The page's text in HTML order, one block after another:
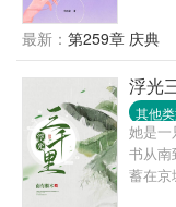
长得
了……
惑啊！
眼睑低
最新： 第259章 庆典
浮光
其他
她是
书从南
蓄在京